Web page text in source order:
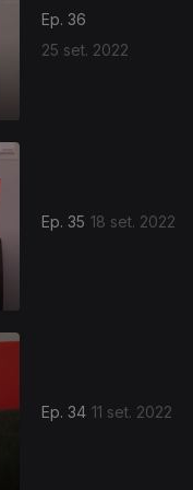
Ep. 36
25 set. 2022
Ep. 35 18 set. 2022
Ep. 34 11 set. 2022